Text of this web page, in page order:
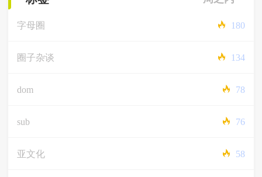
字母圈 180
圈子杂谈 134
dom 78
sub 76
亚文化 58